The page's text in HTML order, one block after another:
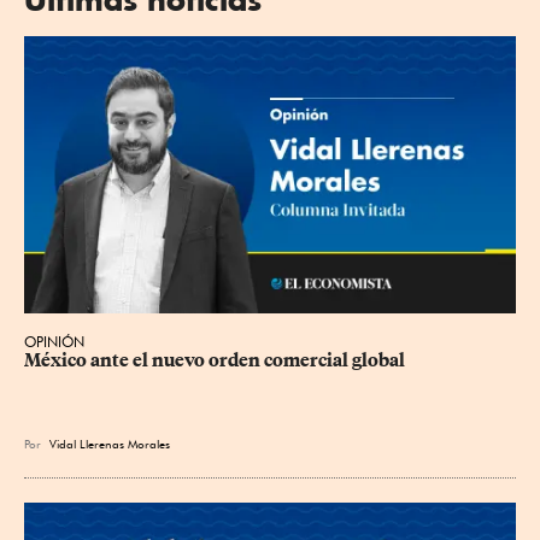
OPINIÓN
México ante el nuevo orden comercial global
Por Vidal Llerenas Morales